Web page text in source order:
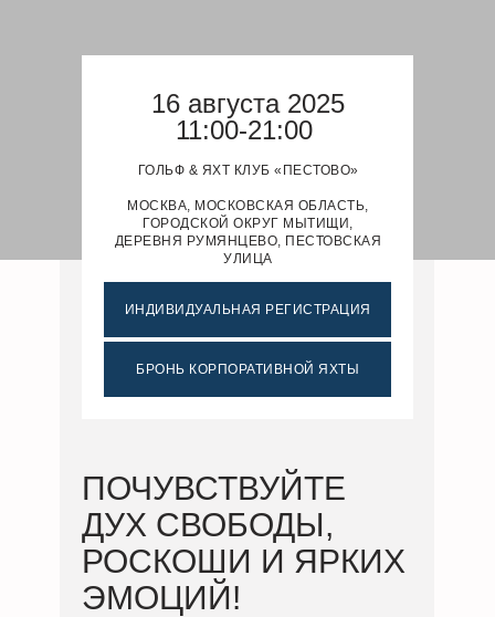
ГОЛЬФ & ЯХТ КЛУБ «ПЕСТОВО»
МОСКВА, МОСКОВСКАЯ ОБЛАСТЬ,
ГОРОДСКОЙ ОКРУГ МЫТИЩИ,
ДЕРЕВНЯ РУМЯНЦЕВО, ПЕСТОВСКАЯ
УЛИЦА
16 августа 2025
11:00-21:00
ИНДИВИДУАЛЬНАЯ РЕГИСТРАЦИЯ
БРОНЬ КОРПОРАТИВНОЙ ЯХТЫ
ПОЧУВСТВУЙТЕ
ДУХ СВОБОДЫ,
РОСКОШИ И ЯРКИХ
ЭМОЦИЙ!